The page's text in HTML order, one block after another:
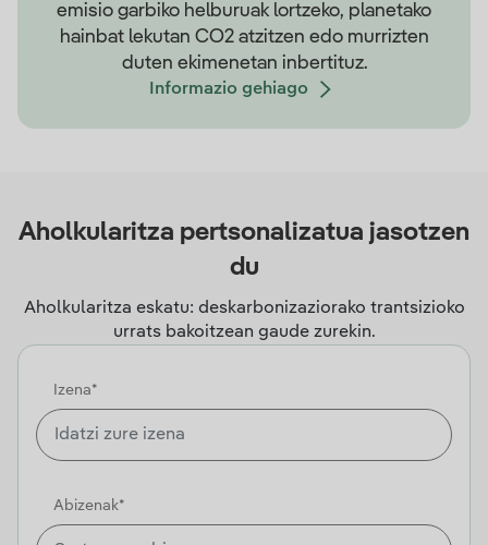
emisio garbiko helburuak lortzeko, planetako
hainbat lekutan CO2 atzitzen edo murrizten
duten ekimenetan inbertituz.
Informazio gehiago
Aholkularitza pertsonalizatua jasotzen
du
Aholkularitza eskatu: deskarbonizaziorako trantsizioko
urrats bakoitzean gaude zurekin.
Izena*
Abizenak*